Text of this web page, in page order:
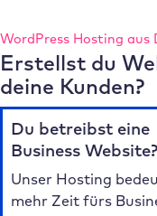
WordPress Hosting aus
Erstellst du
deine Kunden?
Du betreibst eine
Business Website?
Unser Hosting
mehr Zeit fürs